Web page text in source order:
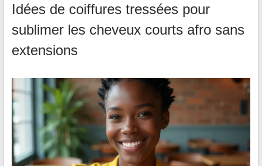
Idées de coiffures tressées pour
sublimer les cheveux courts afro sans
extensions